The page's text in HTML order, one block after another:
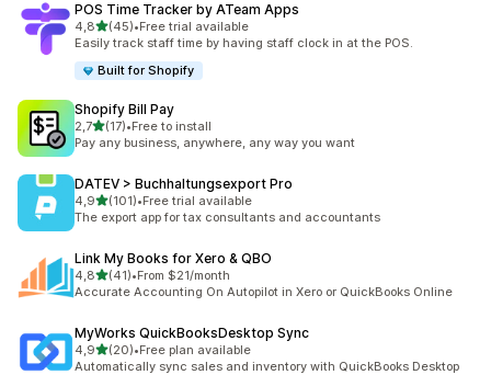
POS Time Tracker by ATeam Apps
4,8na 5 gwiazdek
(45)
Łączna liczba recenzji: 45
•Free trial available
Easily track staff time by having staff clock in at the POS.
Built for Shopify
Shopify Bill Pay
2,7na 5 gwiazdek
(17)
Łączna liczba recenzji: 17
•Free to install
Pay any business, anywhere, any way you want
DATEV > Buchhaltungsexport Pro
4,9na 5 gwiazdek
(101)
Łączna liczba recenzji: 101
•Free trial available
The export app for tax consultants and accountants
Link My Books for Xero & QBO
4,8na 5 gwiazdek
(41)
Łączna liczba recenzji: 41
•From $21/month
Accurate Accounting On Autopilot in Xero or QuickBooks Online
MyWorks QuickBooksDesktop Sync
4,9na 5 gwiazdek
(20)
Łączna liczba recenzji: 20
•Free plan available
Automatically sync sales and inventory with QuickBooks Desktop